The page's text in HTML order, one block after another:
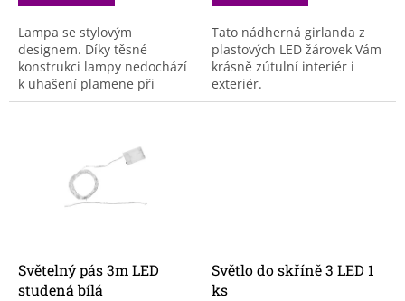
Lampa se stylovým
designem. Díky těsné
konstrukci lampy nedochází
k uhašení plamene při
poryvu větru. Lampa je
zahradu, terasu...
Tato nádherná girlanda z
plastových LED žárovek Vám
krásně zútulní interiér i
exteriér.
Světelný pás 3m LED
studená bílá
Světlo do skříně 3 LED 1
ks